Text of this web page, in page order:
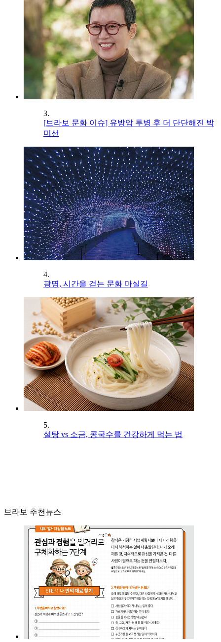
3.
[브라보 문화 이슈] 유방암 투병 후 더 단단해진 박
미선
4.
광명, 시간을 걷는 문화 마실길
5.
설탕 vs 소금, 콩국수를 건강하게 먹는 법
브라보 추천뉴스